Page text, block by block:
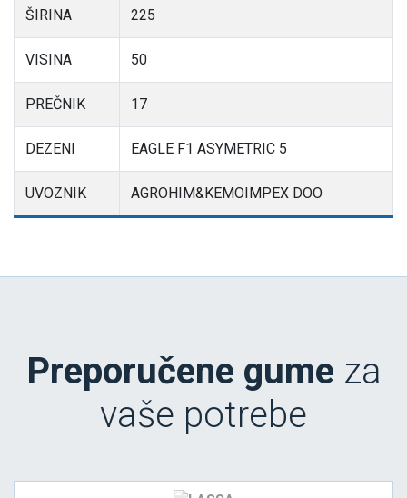
ŠIRINA 225
VISINA 50
PREČNIK 17
DEZENI EAGLE F1 ASYMETRIC 5
UVOZNIK AGROHIM&KEMOIMPEX DOO
Preporučene gume za
vaše potrebe